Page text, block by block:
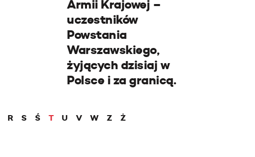
Armii Krajowej –
uczestników
Powstania
Warszawskiego,
żyjących dzisiaj w
Polsce i za granicą.
R S Ś T U V W Z
Ż